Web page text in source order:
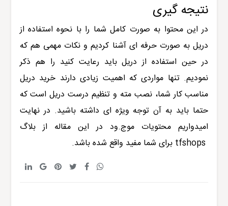
نتیجه گیری
در این محتوا به صورت کامل شما را با نحوه استفاده از
دریل به صورت حرفه ای آشنا کردیم و نکات مهمی هم که
در حین استفاده از دریل باید رعایت کنید را هم ذکر
نمودیم. تنها مواردی که اهمیت زیادی دارند خرید دریل
مناسب کار شما، نصب مته و تنظیم درست دریل است که
حتما باید به آن توجه ویژه ای داشته باشید. در نهایت
امیدواریم محتویات موج.ود در این مقاله از بلاگ
tfshops برای شما مفید واقع شده باشد.